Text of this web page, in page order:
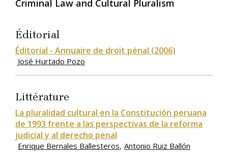
Criminal Law and Cultural Pluralism
Éditorial
Éditorial - Annuaire de droit pénal (2006)
José Hurtado Pozo
Littérature
La pluralidad cultural en la Constitución peruana
de 1993 frente a las perspectivas de la reforma
judicial y al derecho penal
Enrique Bernales Ballesteros Antonio Ruiz Ballón